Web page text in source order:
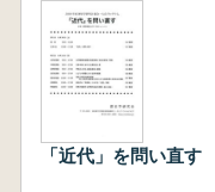
「近代」を問い直す